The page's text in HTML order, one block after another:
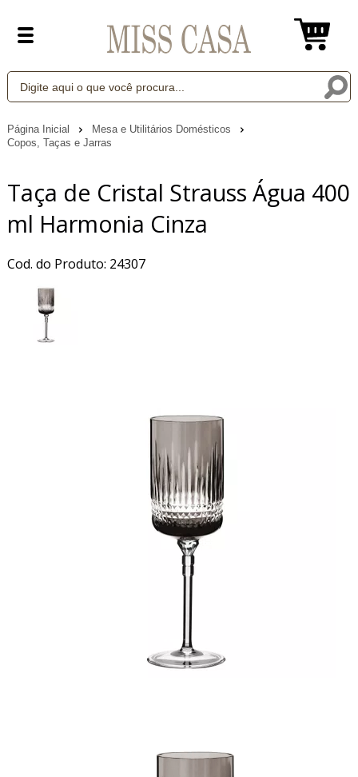
Página Inicial
Mesa e Utilitários Domésticos
Copos, Taças e Jarras
Taça de Cristal Strauss Água 400
ml Harmonia Cinza
Cod. do Produto: 24307